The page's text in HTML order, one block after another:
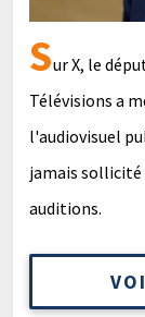
Sur X, le
Télévisions a
l'audiovisuel
jamais sollicité
auditions.